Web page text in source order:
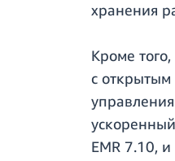
хранения
Кроме
с
EMR 7.10,